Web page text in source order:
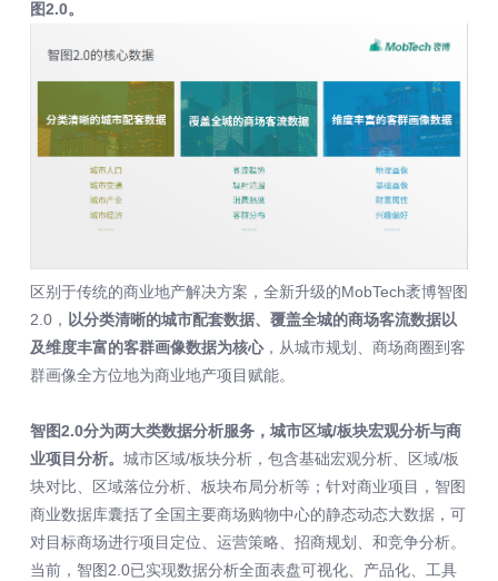
图2.0。
区别于传统的商业地产解决方案，全新升级的MobTech袤博智图
2.0， 以分类清晰的城市配套数据、覆盖全城的商场客流数据以
及维度丰富的客群画像数据为核心，从城市规划、商场商圈到客
群画像全方位地为商业地产项目赋能。
智图2.0分为两大类数据分析服务，城市区域/板块宏观分析与商
业项目分析。 城市区域/板块分析，包含基础宏观分析、区域/板
块对比、区域落位分析、板块布局分析等；针对商业项目，智图
商业数据库囊括了全国主要商场购物中心的静态动态大数据，可
对目标商场进行项目定位、运营策略、招商规划、和竞争分析。
当前，智图2.0已实现数据分析全面表盘可视化、产品化、工具